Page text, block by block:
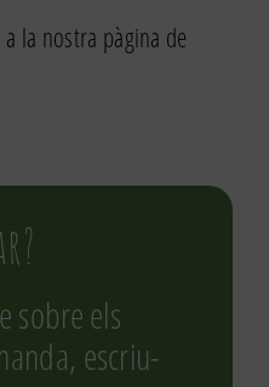
la nostra pàgina de
sobre els
escriu-